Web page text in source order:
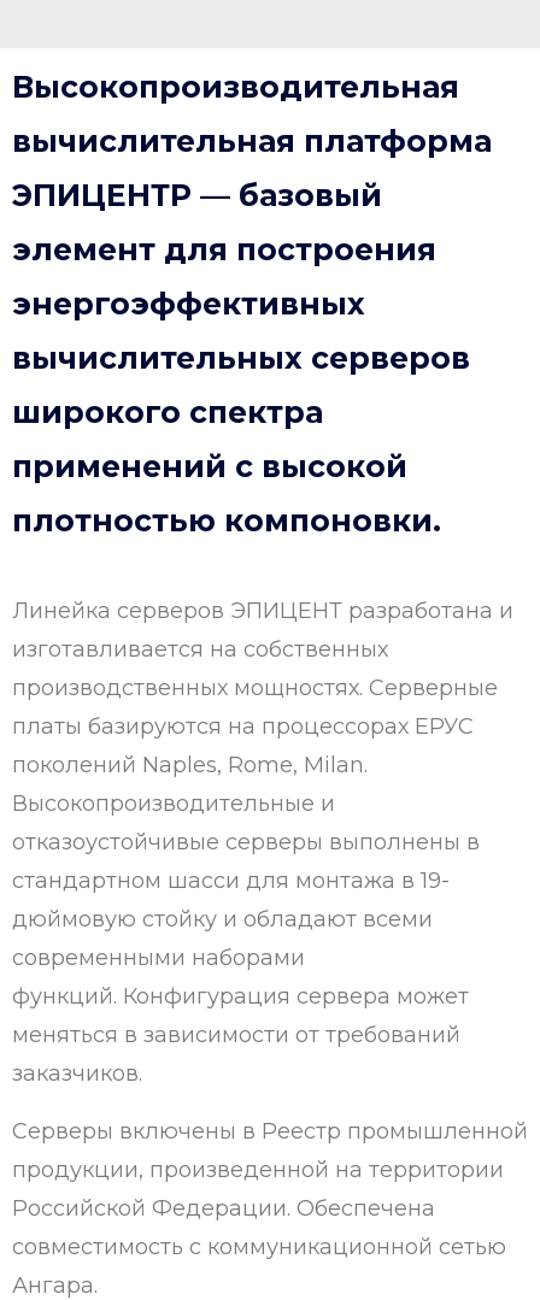
Высокопроизводительная
вычислительная платформа
ЭПИЦЕНТР — базовый
элемент для построения
энергоэффективных
вычислительных серверов
широкого спектра
применений с высокой
плотностью компоновки.
Линейка серверов ЭПИЦЕНТ разработана и
изготавливается на собственных
производственных мощностях. Серверные
платы базируются на процессорах ЕРУС
поколений Naples, Rome, Milan.
Высокопроизводительные и
отказоустойчивые серверы выполнены в
стандартном шасси для монтажа в 19-
дюймовую стойку и обладают всеми
современными наборами
функций. Конфигурация сервера может
меняться в зависимости от требований
заказчиков.
Серверы включены в Реестр промышленной
продукции, произведенной на территории
Российской Федерации. Обеспечена
совместимость с коммуникационной сетью
Ангара.